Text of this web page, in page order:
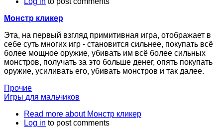
Монстр кликер
Эта, на первый взгляд примитивная игра, отображает в
себе суть многих игр - становится сильнее, покупать всё
более мощное оружие, убивать им всё более сильных
монстров, получать за это больше денег, опять покупать
оружие, усиливать его, убивать монстров и так далее.
Прочие
Игры для мальчиков
Read more about Монстр кликер
Log in to post comments